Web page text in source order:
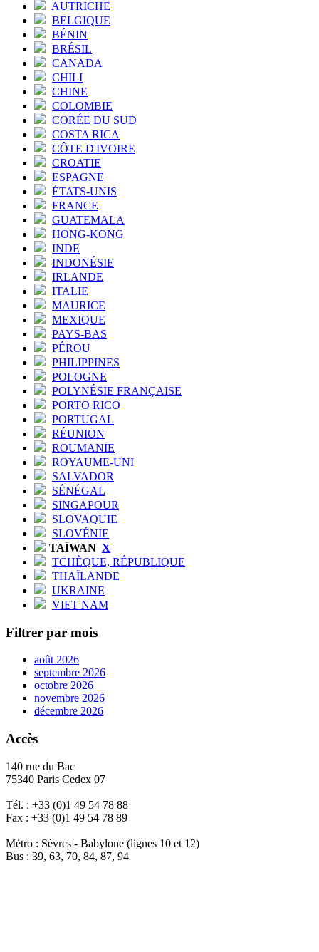
AUTRICHE
BELGIQUE
BÉNIN
BRÉSIL
CANADA
CHILI
CHINE
COLOMBIE
CORÉE DU SUD
COSTA RICA
CÔTE D'IVOIRE
CROATIE
ESPAGNE
ÉTATS-UNIS
FRANCE
GUATEMALA
HONG-KONG
INDE
INDONÉSIE
IRLANDE
ITALIE
MAURICE
MEXIQUE
PAYS-BAS
PÉROU
PHILIPPINES
POLOGNE
POLYNÉSIE FRANÇAISE
PORTO RICO
PORTUGAL
RÉUNION
ROUMANIE
ROYAUME-UNI
SALVADOR
SÉNÉGAL
SINGAPOUR
SLOVAQUIE
SLOVÉNIE
TAÏWAN X
TCHÈQUE, RÉPUBLIQUE
THAÏLANDE
UKRAINE
VIET NAM
Filtrer par mois
août 2026
septembre 2026
octobre 2026
novembre 2026
décembre 2026
Accès
140 rue du Bac
75340 Paris Cedex 07
Tél. : +33 (0)1 49 54 78 88
Fax : +33 (0)1 49 54 78 89
Métro : Sèvres - Babylone (lignes 10 et 12)
Bus : 39, 63, 70, 84, 87, 94